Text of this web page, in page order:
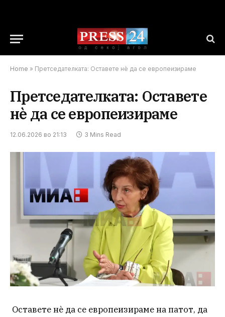
Home » Претседателката: Оставете нѐ да се европеизираме
Претседателката: Оставете
нѐ да се европеизираме
12.06.2026 во 21:13 3 Mins Read
Оставете нѐ да се европеизираме на патот, да